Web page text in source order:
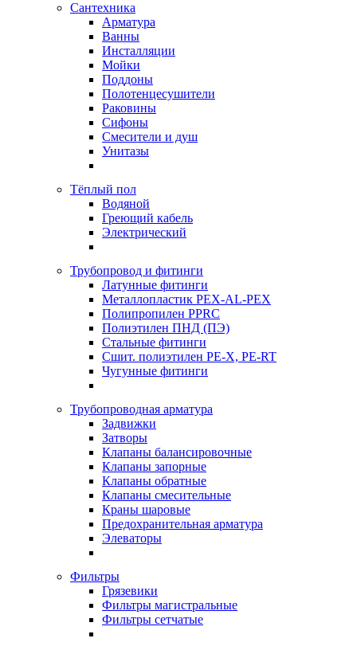
Сантехника
Арматура
Ванны
Инсталляции
Мойки
Поддоны
Полотенцесушители
Раковины
Сифоны
Смесители и душ
Унитазы
Тёплый пол
Водяной
Греющий кабель
Электрический
Трубопровод и фитинги
Латунные фитинги
Металлопластик PEX-AL-PEX
Полипропилен PPRC
Полиэтилен ПНД (ПЭ)
Стальные фитинги
Сшит. полиэтилен PE-X, PE-RT
Чугунные фитинги
Трубопроводная арматура
Задвижки
Затворы
Клапаны балансировочные
Клапаны запорные
Клапаны обратные
Клапаны смесительные
Краны шаровые
Предохранительная арматура
Элеваторы
Фильтры
Грязевики
Фильтры магистральные
Фильтры сетчатые